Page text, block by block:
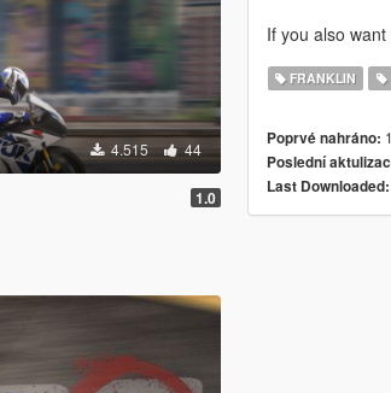
4.515 44
1.0
If you also
FRANKLIN
Poprvé nahráno:
Poslední
Last Downloaded: